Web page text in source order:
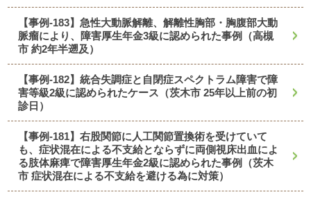
【事例-183】急性大動脈解離、解離性胸部・胸腹部大動
脈瘤により、障害厚生年金3級に認められた事例（高槻
市 約2年半遡及）
【事例-182】統合失調症と自閉症スペクトラム障害で障
害等級2級に認められたケース（茨木市 25年以上前の初
診日）
【事例-181】右股関節に人工関節置換術を受けていて
も、症状混在による不支給とならずに両側視床出血によ
る肢体麻痺で障害厚生年金2級に認められた事例（茨木
市 症状混在による不支給を避ける為に対策）